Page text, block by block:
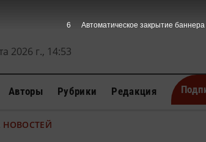
2026 г., 14:53
Авторы Рубрики Редакция
НОВОСТЕЙ
5 Автоматическое закрытие баннера